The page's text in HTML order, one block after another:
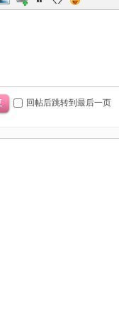
回帖后跳转到最后一页